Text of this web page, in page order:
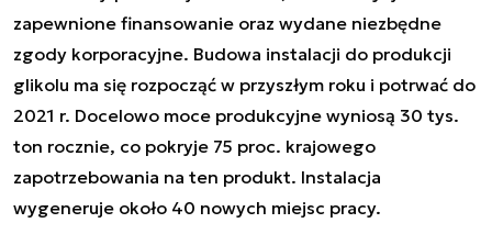
zapewnione finansowanie oraz wydane niezbędne
zgody korporacyjne. Budowa instalacji do produkcji
glikolu ma się rozpocząć w przyszłym roku i potrwać do
2021 r. Docelowo moce produkcyjne wyniosą 30 tys.
ton rocznie, co pokryje 75 proc. krajowego
zapotrzebowania na ten produkt. Instalacja
wygeneruje około 40 nowych miejsc pracy.